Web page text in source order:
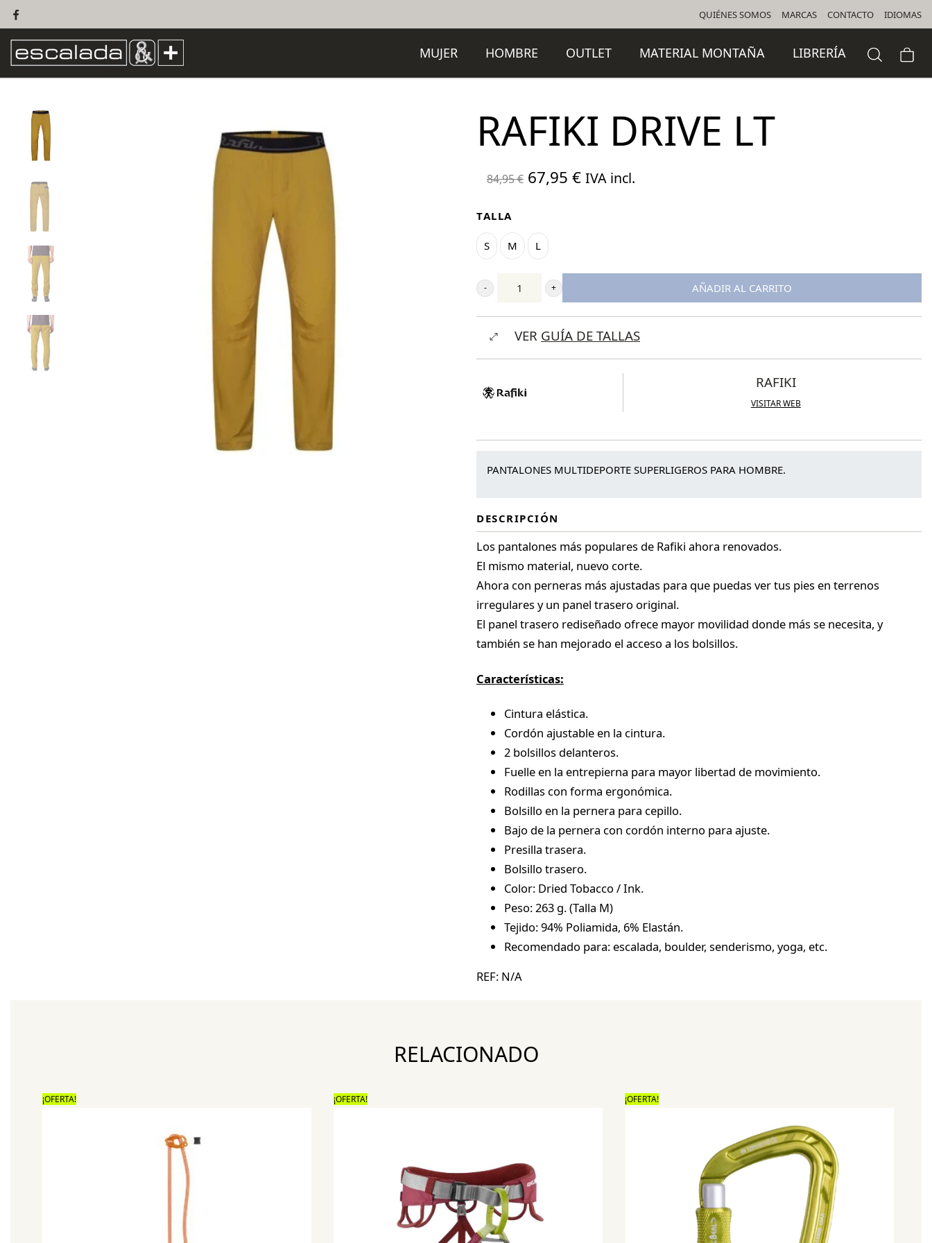
QUIÉNES SOMOS MARCAS CONTACTO IDIOMAS
MUJER HOMBRE OUTLET MATERIAL MONTAÑA LIBRERÍA
RAFIKI DRIVE LT
84,95€ El
era:
84,95 €.
67,95 €El
IVA incl.
TALLA
S M L
Rafiki
Drive
cantidad
AÑADIR AL CARRITO
VER GUÍA DE TALLAS
RAFIKI
VISITAR WEB
PANTALONES MULTIDEPORTE SUPERLIGEROS PARA HOMBRE.
DESCRIPCIÓN
Los pantalones más populares de Rafiki ahora renovados.
El mismo material, nuevo corte.
Ahora con perneras más ajustadas para que puedas ver tus pies en terrenos
irregulares y un panel trasero original.
El panel trasero rediseñado ofrece mayor movilidad donde más se necesita, y
también se han mejorado el acceso a los bolsillos.
Características:
Cintura elástica.
Cordón ajustable en la cintura.
2 bolsillos delanteros.
Fuelle en la entrepierna para mayor libertad de movimiento.
Rodillas con forma ergonómica.
Bolsillo en la pernera para cepillo.
Bajo de la pernera con cordón interno para ajuste.
Presilla trasera.
Bolsillo trasero.
Color: Dried Tobacco / Ink.
Peso: 263 g. (Talla M)
Tejido: 94% Poliamida, 6% Elastán.
Recomendado para: escalada, boulder, senderismo, yoga, etc.
REF: N/A
RELACIONADO
¡OFERTA! ¡OFERTA! ¡OFERTA!